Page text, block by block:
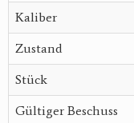
Kaliber
Zustand
Stück
Gültiger Beschuss